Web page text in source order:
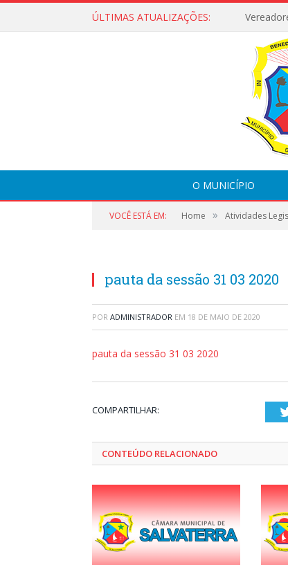
ÚLTIMAS ATUALIZAÇÕES:
O MUNICÍPIO
VOCÊ ESTÁ EM: Home » Atividades
pauta da sessão 31 03 2020
POR ADMINISTRADOR EM 18 DE MAIO DE 2020
pauta da sessão 31 03 2020
COMPARTILHAR:
CONTEÚDO RELACIONADO